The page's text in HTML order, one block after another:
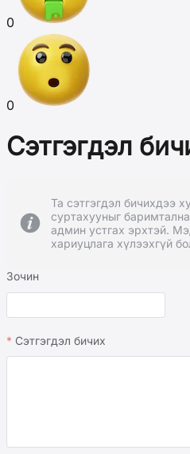
0
0
Сэтгэгдэл
Та сэтгэгдэл бичихдээ
суртахууныг
админ устгах эрхтэй.
хариуцлага хүлээхгүй
Зочин
Сэтгэгдэл бичих